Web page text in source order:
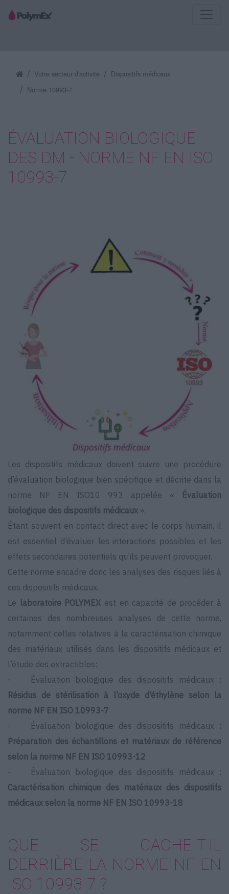
Votre secteur d'activite
Dispositifs médicaux
Norme 10993-7
ÉVALUATION BIOLOGIQUE
DES DM - NORME NF EN ISO
10993-7
Les dispositifs médicaux doivent suivre une procédure
d’évaluation biologique bien spécifique et décrite dans la
norme NF EN ISO10 993 appelée « Évaluation
biologique des dispositifs médicaux ».
Étant souvent en contact direct avec le corps humain, il
est essentiel d’évaluer les interactions possibles et les
effets secondaires potentiels qu’ils peuvent provoquer.
Cette norme encadre donc les analyses des risques liés à
ces dispositifs médicaux.
Le laboratoire POLYMEX est en capacité de procéder à
certaines des nombreuses analyses de cette norme,
notamment celles relatives à la caractérisation chimique
des matériaux utilisés dans les dispositifs médicaux et
l’étude des extractibles:
- Évaluation biologique des dispositifs médicaux :
Résidus de stérilisation à l’oxyde d’éthylène selon la
norme NF EN ISO 10993-7
- Évaluation biologique des dispositifs médicaux :
Préparation des échantillons et matériaux de référence
selon la norme NF EN ISO 10993-12
- Évaluation biologique des dispositifs médicaux :
Caractérisation chimique des matériaux des dispositifs
médicaux selon la norme NF EN ISO 10993-18
QUE SE CACHE-T-IL
DERRIÈRE LA NORME NF EN
ISO 10993-7 ?